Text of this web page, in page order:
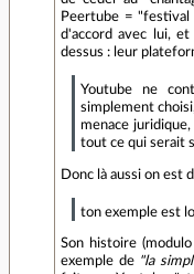
Peertube = "festival
d'accord avec lui,
dessus : leur
Youtube ne
simplement
menace
tout ce qui serait
Donc là aussi on est
ton exemple est
Son histoire
exemple de "la